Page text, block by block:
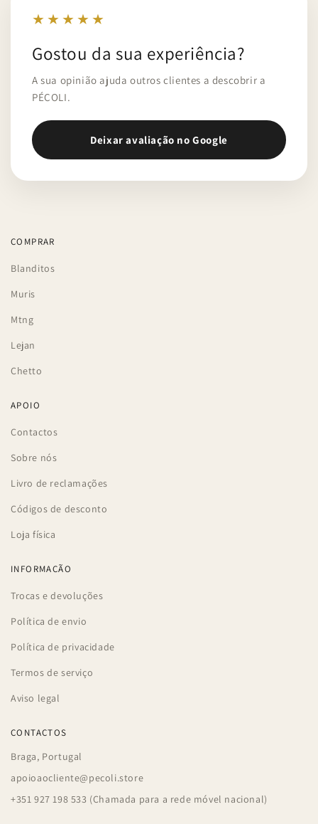
★★★★★
Gostou da sua experiência?
A sua opinião ajuda outros clientes a descobrir a
PÉCOLI.
Deixar avaliação no Google
COMPRAR
Blanditos
Muris
Mtng
Lejan
Chetto
APOIO
Contactos
Sobre nós
Livro de reclamações
Códigos de desconto
Loja física
INFORMAÇÃO
Trocas e devoluções
Política de envio
Política de privacidade
Termos de serviço
Aviso legal
CONTACTOS
Braga, Portugal
apoioaocliente@pecoli.store
+351 927 198 533 (Chamada para a rede móvel nacional)